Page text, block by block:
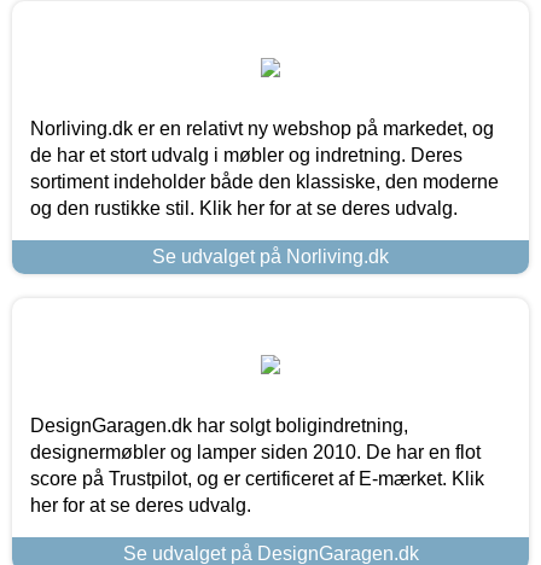
Norliving.dk er en relativt ny webshop på markedet, og
de har et stort udvalg i møbler og indretning. Deres
sortiment indeholder både den klassiske, den moderne
og den rustikke stil. Klik her for at se deres udvalg.
Se udvalget på Norliving.dk
DesignGaragen.dk har solgt boligindretning,
designermøbler og lamper siden 2010. De har en flot
score på Trustpilot, og er certificeret af E-mærket. Klik
her for at se deres udvalg.
Se udvalget på DesignGaragen.dk